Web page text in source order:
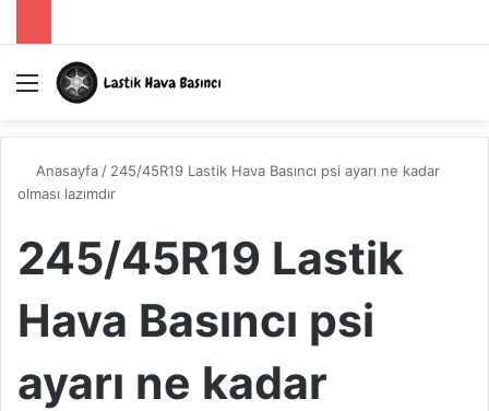
Menü
Anasayfa / 245/45R19 Lastik Hava Basıncı psi ayarı ne kadar
olması lazımdır
245/45R19 Lastik
Hava Basıncı psi
ayarı ne kadar